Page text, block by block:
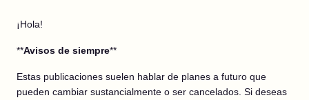
¡Hola!
**Avisos de siempre**
Estas publicaciones suelen hablar de planes a futuro que
pueden cambiar sustancialmente o ser cancelados. Si deseas